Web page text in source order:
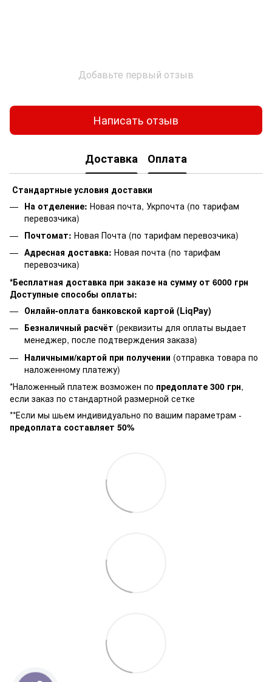
Добавьте первый отзыв
Написать отзыв
Доставка Оплата
Стандартные условия доставки
На отделение: Новая почта, Укрпочта (по тарифам
перевозчика)
Почтомат: Новая Почта (по тарифам перевозчика)
Адресная доставка: Новая почта (по тарифам
перевозчика)
*Бесплатная доставка при заказе на сумму от 6000 грн
Доступные способы оплаты:
Онлайн-оплата банковской картой (LiqPay)
Безналичный расчёт (реквизиты для оплаты выдает
менеджер, после подтверждения заказа)
Наличными/картой при получении (отправка товара по
наложенному платежу)
*Наложенный платеж возможен по предоплате 300 грн,
если заказ по стандартной размерной сетке
**Если мы шьем индивидуально по вашим параметрам -
предоплата составляет 50%